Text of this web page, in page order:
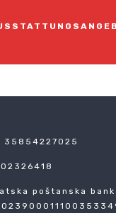
35854227025
02326418
poštanska